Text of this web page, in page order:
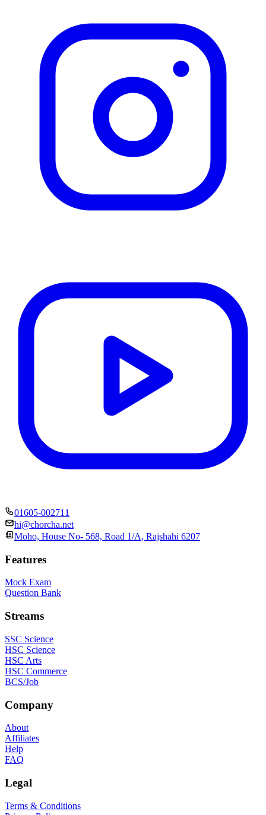
01605-002711
hi@chorcha.net
Moho, House No- 568, Road 1/A, Rajshahi 6207
Features
Mock Exam
Question Bank
Streams
SSC Science
HSC Science
HSC Arts
HSC Commerce
BCS/Job
Company
About
Affiliates
Help
FAQ
Legal
Terms & Conditions